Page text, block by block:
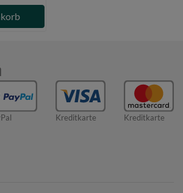
Kreditkarte Kreditkarte